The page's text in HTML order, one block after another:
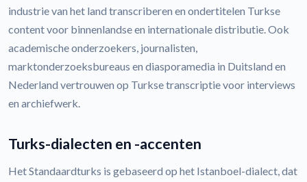
industrie van het land transcriberen en ondertitelen Turkse
content voor binnenlandse en internationale distributie. Ook
academische onderzoekers, journalisten,
marktonderzoeksbureaus en diasporamedia in Duitsland en
Nederland vertrouwen op Turkse transcriptie voor interviews
en archiefwerk.
Turks-dialecten en -accenten
Het Standaardturks is gebaseerd op het Istanboel-dialect, dat